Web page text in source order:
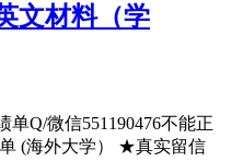
文材料（学
Q/微信551190476不能正
(海外大学） ★真实留信